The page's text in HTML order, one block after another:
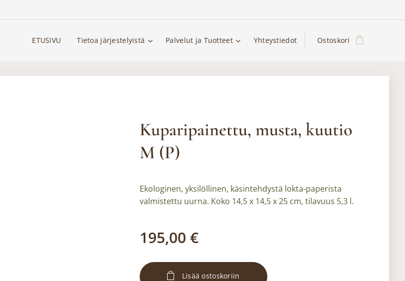
ETUSIVU Tietoa järjestelyistä Palvelut ja Tuotteet Yhteystiedot Ostoskori
Kuparipainettu, musta, kuutio
M (P)
Ekologinen, yksilöllinen, käsintehdystä lokta-paperista
valmistettu uurna. Koko 14,5 x 14,5 x 25 cm, tilavuus 5,3 l.
195,00 €
Lisää ostoskoriin